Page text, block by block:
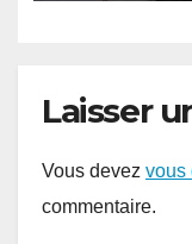
Laisser
Vous devez vous
commentaire.